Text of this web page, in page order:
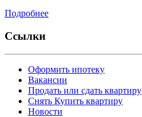
Подробнее
Ссылки
Оформить ипотеку
Вакансии
Продать или сдать квартиру
Снять Купить квартиру
Новости